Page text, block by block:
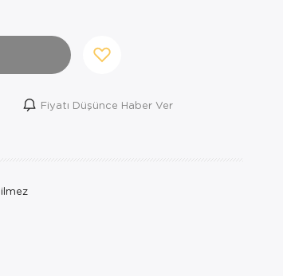
Fiyatı Düşünce Haber Ver